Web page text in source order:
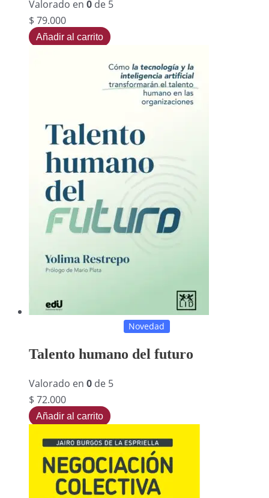
Valorado en 0 de 5
$ 79.000
Añadir al carrito
Novedad
Talento humano del futuro
Valorado en 0 de 5
$ 72.000
Añadir al carrito